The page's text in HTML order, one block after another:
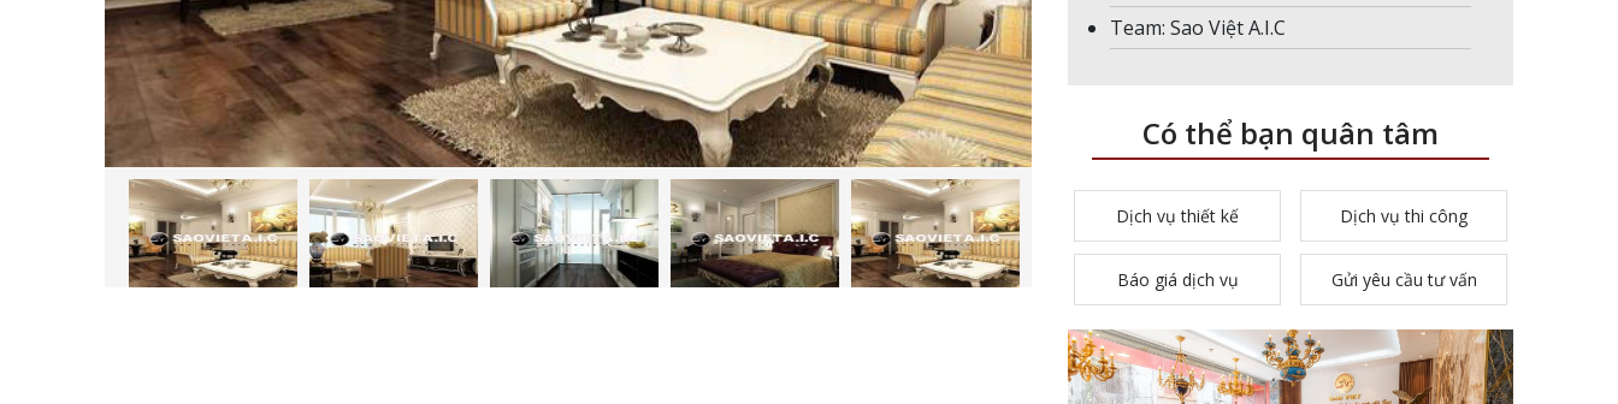
Team: Sao Việt A.I.C
Có thể bạn quân tâm
Dịch vụ thiết kế Dịch vụ thi công
Báo giá dịch vụ Gửi yêu cầu tư vấn